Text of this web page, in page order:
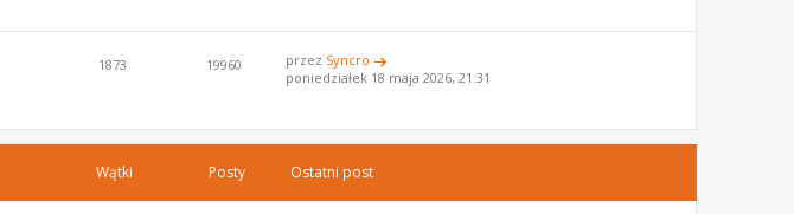
1873 19960 przez Syncro
poniedziałek 18 maja 2026, 21:31
Wątki Posty Ostatni post